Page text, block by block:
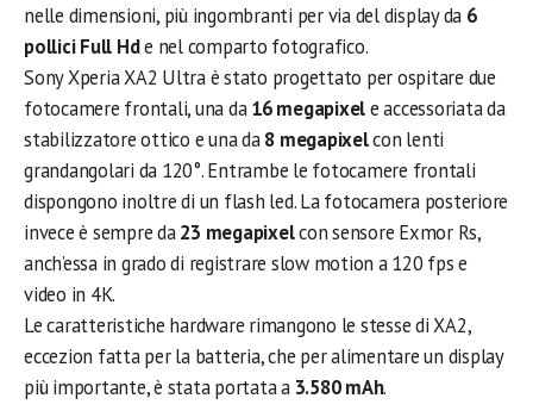
nelle dimensioni, più ingombranti per via del display da 6
pollici Full Hde nel comparto fotografico.
Sony Xperia XA2 Ultra è stato progettato per ospitare due
fotocamere frontali, una da16 megapixele accessoriata da
stabilizzatore ottico e una da8 megapixelcon lenti
grandangolari da 120°. Entrambe le fotocamere frontali
dispongono inoltre di un flash led. La fotocamera posteriore
invece è sempre da23 megapixelcon sensore Exmor Rs,
anch’essa in grado di registrare slow motion a 120 fps e
video in 4K.
Le caratteristiche hardware rimangono le stesse di XA2,
eccezion fatta per la batteria, che per alimentare un display
più importante, è stata portata a 3.580 mAh.